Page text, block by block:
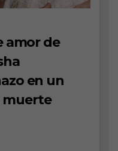
amor de
en un
muerte